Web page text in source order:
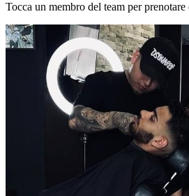
Tocca un membro del team per